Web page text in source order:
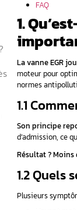
d’une